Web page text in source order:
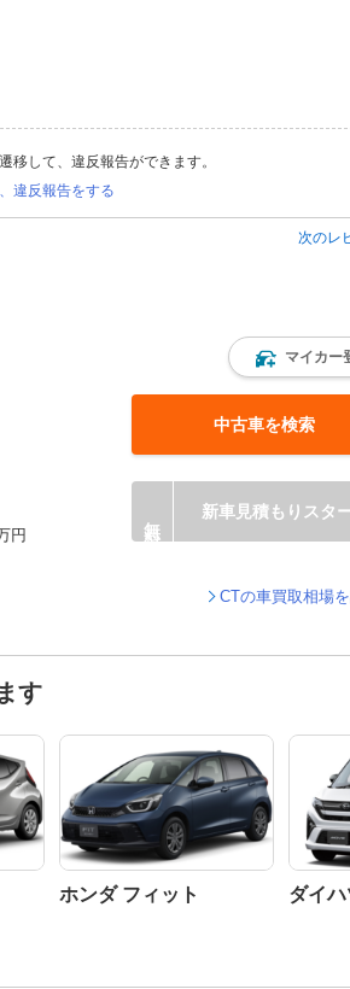
移して、違反報告ができます。
違反報告をする
次のレ
マイカー
中古車を検索
円
新車見積もりスタ
CTの車買取相場
す
ホンダ フィット ダイハ